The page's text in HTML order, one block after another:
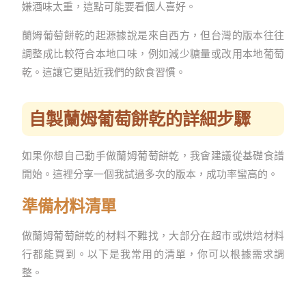
嫌酒味太重，這點可能要看個人喜好。
蘭姆葡萄餅乾的起源據說是來自西方，但台灣的版本往往
調整成比較符合本地口味，例如減少糖量或改用本地葡萄
乾。這讓它更貼近我們的飲食習慣。
自製蘭姆葡萄餅乾的詳細步驟
如果你想自己動手做蘭姆葡萄餅乾，我會建議從基礎食譜
開始。這裡分享一個我試過多次的版本，成功率蠻高的。
準備材料清單
做蘭姆葡萄餅乾的材料不難找，大部分在超市或烘焙材料
行都能買到。以下是我常用的清單，你可以根據需求調
整。